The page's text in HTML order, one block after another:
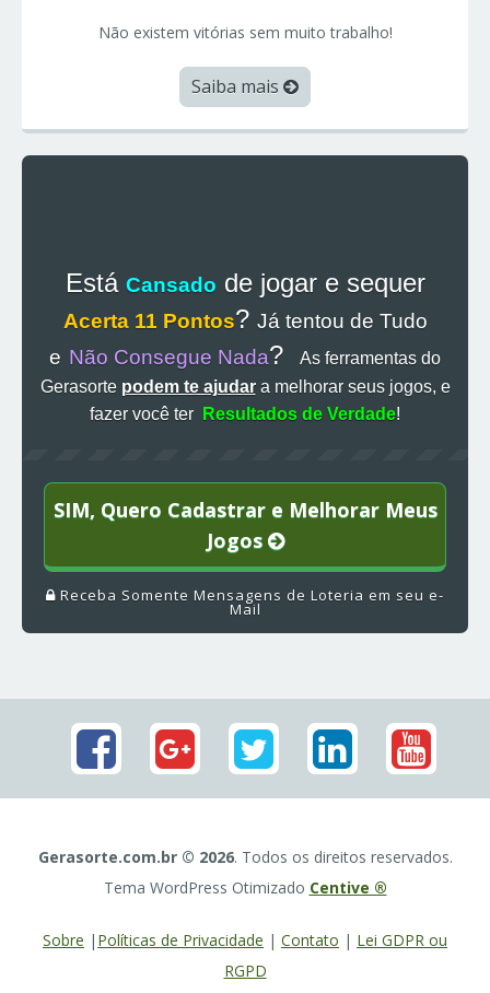
Não existem vitórias sem muito trabalho!
Saiba mais
Está Cansado de jogar e sequer
Acerta 11 Pontos? Já tentou de Tudo
e Não Consegue Nada?
As ferramentas do
Gerasorte podem te ajudara melhorar seus jogos, e
fazer você ter
Resultados de Verdade!
SIM, Quero Cadastrar e Melhorar Meus
Jogos
Receba Somente Mensagens de Loteria em seu e-
Mail
Gerasorte.com.br © 2026. Todos os direitos reservados.
Tema WordPress Otimizado Centive ®
Sobre | Políticas de Privacidade | Contato | Lei GDPR ou
RGPD